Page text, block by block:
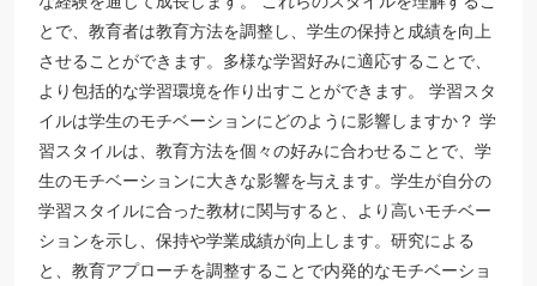
とで、教育者は教育方法を調整し、学生の保持と成績を向上
させることができます。多様な学習好みに適応することで、
より包括的な学習環境を作り出すことができます。 学習スタ
イルは学生のモチベーションにどのように影響しますか？ 学
習スタイルは、教育方法を個々の好みに合わせることで、学
生のモチベーションに大きな影響を与えます。学生が自分の
学習スタイルに合った教材に関与すると、より高いモチベー
ションを示し、保持や学業成績が向上します。研究による
と、教育アプローチを調整することで内発的なモチベーショ